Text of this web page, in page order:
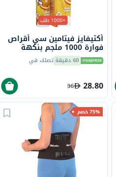
+1000 طلب
أكتيفايز فيتامين سي أقراص
فوارة 1000 ملجم بنكهة
البرتقال حزمة من 20
60 دقيقة تصلك في
28.80
36
75% خصم